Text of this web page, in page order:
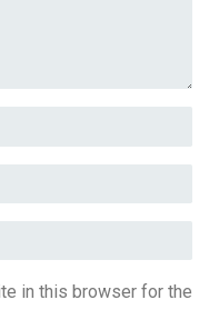
in this browser for the